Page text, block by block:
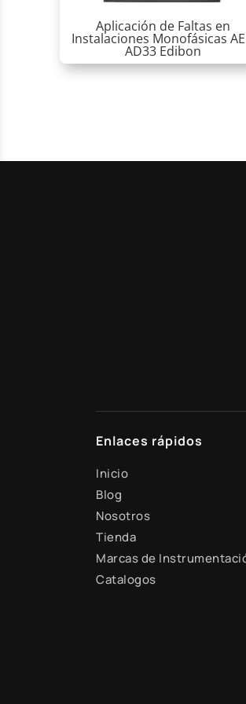
Aplicación de Faltas en
Instalaciones Monofásicas
AD33 Edibon
Enlaces rápidos
Inicio
Blog
Nosotros
Tienda
Marcas de
Catalogos